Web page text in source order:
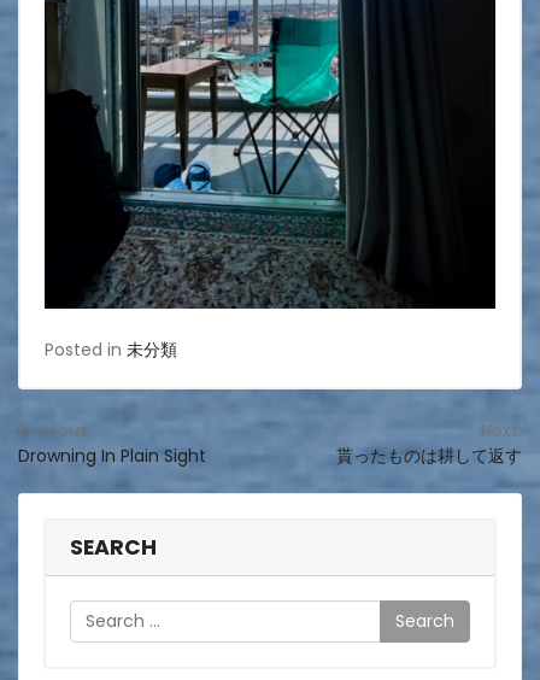
Posted in 未分類
投
稿
Previous:
Drowning In Plain Sight
Next:
貰ったものは耕して返す
SEARCH
Search